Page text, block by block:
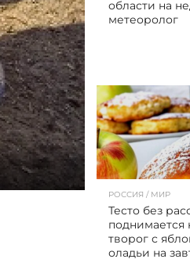
области на
метеоролог
РОССИЯ / МИР
Тесто без
поднимается
творог с
оладьи на